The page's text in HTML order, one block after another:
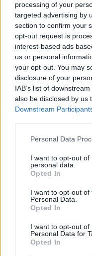
processing of your
targeted advertising by
section to confirm your
opt-out request is
interest-based ads
us or personal
your opt-out. You may
disclosure of your
IAB’s list of
also be disclosed by us
Downstream
Personal Data
I want to opt-out
personal data.
Opted In
I want to opt-out of
Personal Data.
Opted In
I want to opt-out of
Personal Data for
Opted In